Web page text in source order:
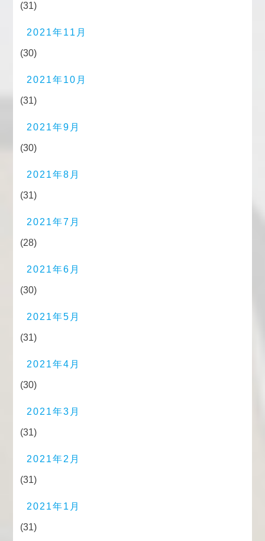
(31)
2021年11月
(30)
2021年10月
(31)
2021年9月
(30)
2021年8月
(31)
2021年7月
(28)
2021年6月
(30)
2021年5月
(31)
2021年4月
(30)
2021年3月
(31)
2021年2月
(31)
2021年1月
(31)